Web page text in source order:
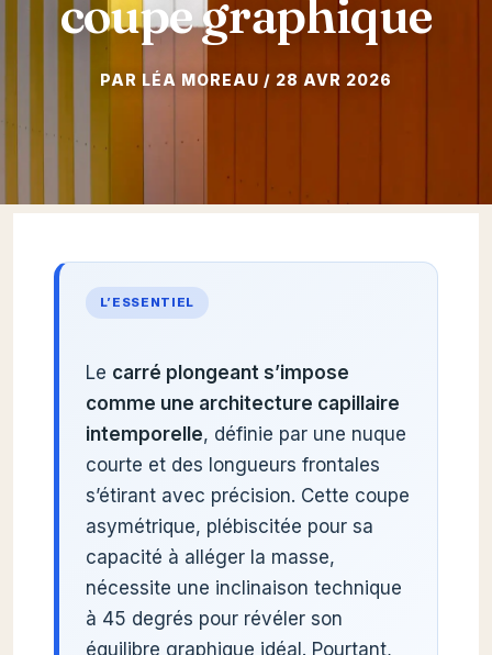
coupe graphique
28 AVR 2026
L’ESSENTIEL
Le carré plongeant s’impose
comme une architecture capillaire
intemporelle, définie par une nuque
courte et des longueurs frontales
s’étirant avec précision. Cette coupe
asymétrique, plébiscitée pour sa
capacité à alléger la masse,
nécessite une inclinaison technique
à 45 degrés pour révéler son
équilibre graphique idéal. Pourtant,